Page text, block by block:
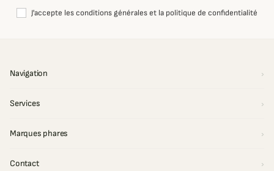
J'accepte les conditions générales et la politique de confidentialité
Navigation
Services
Marques phares
Contact